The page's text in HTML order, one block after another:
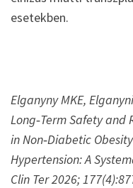
esetekben.
Elganyny MKE,
Long‑Term Safety and
in Non‑Diabetic
Hypertension: A
Clin Ter 2026;